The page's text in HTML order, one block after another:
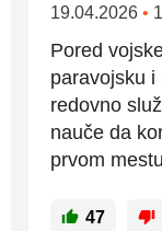
19.04.2026 •
Pored
paravojsku i
redovno
nauče da
prvom
47